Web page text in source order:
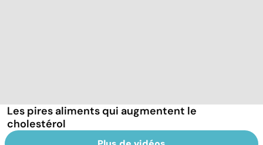
Les pires aliments qui augmentent le
cholestérol